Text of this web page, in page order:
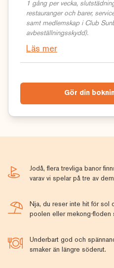
1 gång per vecka,
restauranger och barer,
samt medlemskap i Club
avbeställningsskydd).
Läs mer
Gör din
Jodå, flera trevliga banor
varav vi spelar på tre av
Nja, du reser inte hit för sol
poolen eller mekong-floden
Underbart god och
smaker än längre söderut.